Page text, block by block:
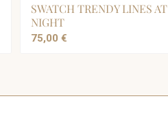
SWATCH TRENDY LINES AT
NIGHT
75,00 €